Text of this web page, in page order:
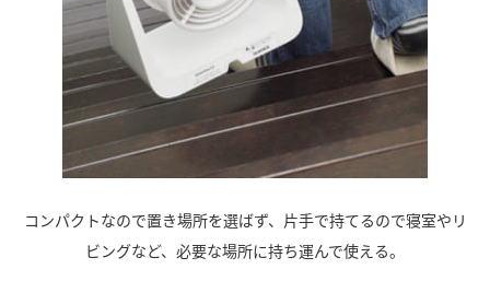
コンパクトなので置き場所を選ばず、片手で持てるので寝室やリ
ビングなど、必要な場所に持ち運んで使える。